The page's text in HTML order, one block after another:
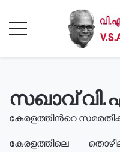
സഖാവ്
കേരളത്തിൻറെ
കേരളത്തിലെ